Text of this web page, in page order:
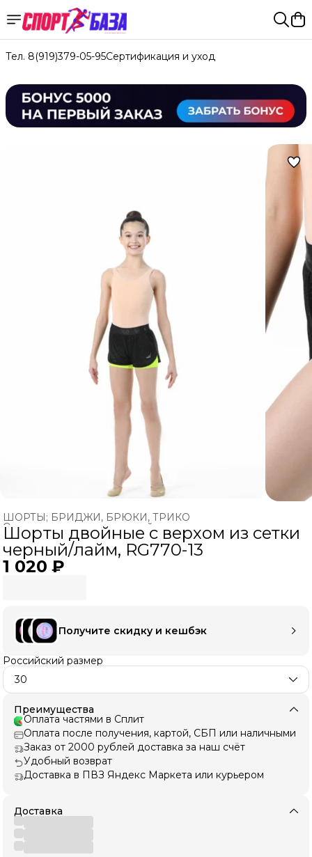
Тел. 8(919)379-05-95Сертификация и уход
ШОРТЫ; БРИДЖИ, БРЮКИ, ТРИКО
Одежда для художественной гимнастики
ХУДОЖЕСТВЕННАЯ ГИМНАСТИКА ›
Главная ›
Шорты двойные с верхом из сетки
черный/лайм, RG770-13
1 020 ₽
Получите скидку и кешбэк
Российский размер
30
Преимущества
Оплата частями в Сплит
Оплата после получения, картой, СБП или наличными
Заказ от 2000 рублей доставка за наш счёт
Удобный возврат
Доставка в ПВЗ Яндекс Маркета или курьером
Доставка